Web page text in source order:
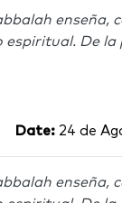
enseña,
De
Date: 24 de
enseña,